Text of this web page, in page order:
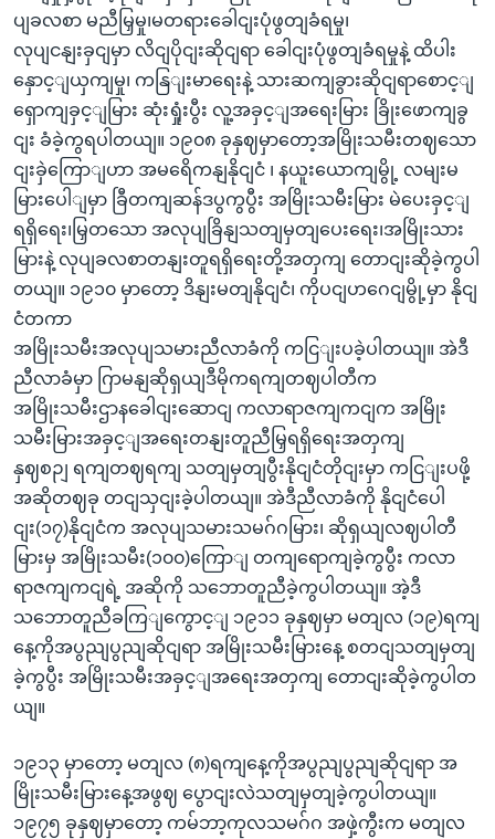
ပျခလစာ မညီမြှမှု၊မတရားခေါငျးပုံဖွတျခံရမှု၊
လုပျငနျးခှငျမှာ လိငျပိုငျးဆိုငျရာ ခေါငျးပုံဖွတျခံရမှုနဲ့ ထိပါး
နှောင့ျယှကျမှု၊ ကနြျးမာရေးနဲ့ သားဆကျခွားဆိုငျရာစောင့ျ
ရှောကျခှင့ျမြား ဆုံးရှုံးပွီး လူ့အခှင့ျအရေးမြား ခြိုးဖောကျခွ
ငျး ခံခဲ့ကွရပါတယျ။ ၁၉၀၈ ခုနှဈမှာတော့အမြိုးသမီးတဈသော
ငျးခှဲကြောျဟာ အမရေိကနျနိုငျငံ ၊ နယူးယောကျမွို့ လမျးမ
မြားပေါျမှာ ခြီတကျဆန်ဒပွကွပွီး အမြိုးသမီးမြား မဲပေးခှင့ျ
ရရှိရေး၊မြှတသော အလုပျခြိနျသတျမှတျပေးရေး၊အမြိုးသား
မြားနဲ့ လုပျခလစာတနျးတူရရှိရေးတို့အတှကျ တောငျးဆိုခဲ့ကွပါ
တယျ။ ၁၉၁၀ မှာတော့ ဒိနျးမတျနိုငျငံ၊ ကိုပငျဟဂေငျမွို့မှာ နိုငျ
ငံတကာ
အမြိုးသမီးအလုပျသမားညီလာခံကို ကငြျးပခဲ့ပါတယျ။ အဲဒီ
ညီလာခံမှာ ဂြာမနျဆိုရှယျဒီမိုကရကျတဈပါတီက
အမြိုးသမီးဌာနခေါငျးဆောငျ ကလာရာဇကျကငျက အမြိုး
သမီးမြားအခှင့ျအရေးတနျးတူညီမြှရရှိရေးအတှကျ
နှဈစဉျ ရကျတဈရကျ သတျမှတျပွီးနိုငျငံတိုငျးမှာ ကငြျးပဖို့
အဆိုတဈခု တငျသှငျးခဲ့ပါတယျ။ အဲဒီညီလာခံကို နိုငျငံပေါ
ငျး(၁၇)နိုငျငံက အလုပျသမားသမဂ်ဂမြား၊ ဆိုရှယျလဈပါတီ
မြားမှ အမြိုးသမီး(၁၀၀)ကြောျ တကျရောကျခဲ့ကွပွီး ကလာ
ရာဇကျကငျရဲ့ အဆိုကို သဘောတူညီခဲ့ကွပါတယျ။ အဲ့ဒီ
သဘောတူညီခကြျကွောင့ျ ၁၉၁၁ ခုနှဈမှာ မတျလ (၁၉)ရကျ
နေ့ကိုအပွညျပွညျဆိုငျရာ အမြိုးသမီးမြားနေ့ စတငျသတျမှတျ
ခဲ့ကွပွီး အမြိုးသမီးအခှင့ျအရေးအတှကျ တောငျးဆိုခဲ့ကွပါတ
ယျ။
၁၉၁၃ မှာတော့ မတျလ (၈)ရကျနေ့ကိုအပွညျပွညျဆိုငျရာ အ
မြိုးသမီးမြားနေ့အဖွဈ ပွောငျးလဲသတျမှတျခဲ့ကွပါတယျ။
၁၉၇၅ ခုနှဈမှာတော့ ကမ်ဘာ့ကုလသမဂ်ဂ အဖှဲ့ကွီးက မတျလ